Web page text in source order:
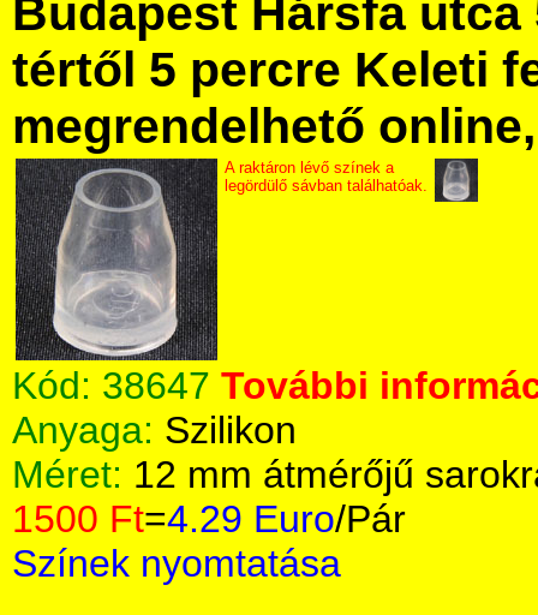
Budapest Hársfa
tértől 5 percre Keleti
megrendelhető
A raktáron lévő színek a
legördülő sávban találhatóak.
Kód: 38647 További
Anyaga: Szilikon
Méret: 12 mm átmérőjű
1500 Ft=4.29 Euro/Pár
Színek nyomtatása